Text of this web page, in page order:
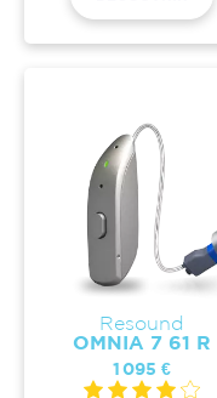
Resound
OMNIA 7 61 R
1 095 €